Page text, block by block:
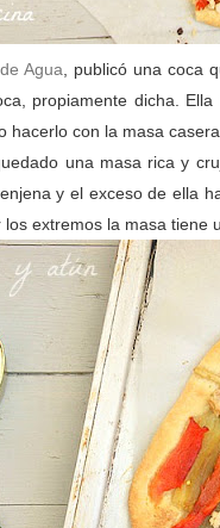
Agua , publicó una coca
propiamente dicha.
hacerlo con la masa
una masa rica y
y el exceso de ella
extremos la masa tiene